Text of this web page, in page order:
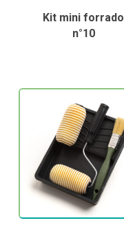
Kit mini forrado
n°10